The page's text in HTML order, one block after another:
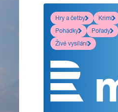
Hry a četby
Krimi
Pohádky
Pořady
Živé vysílání